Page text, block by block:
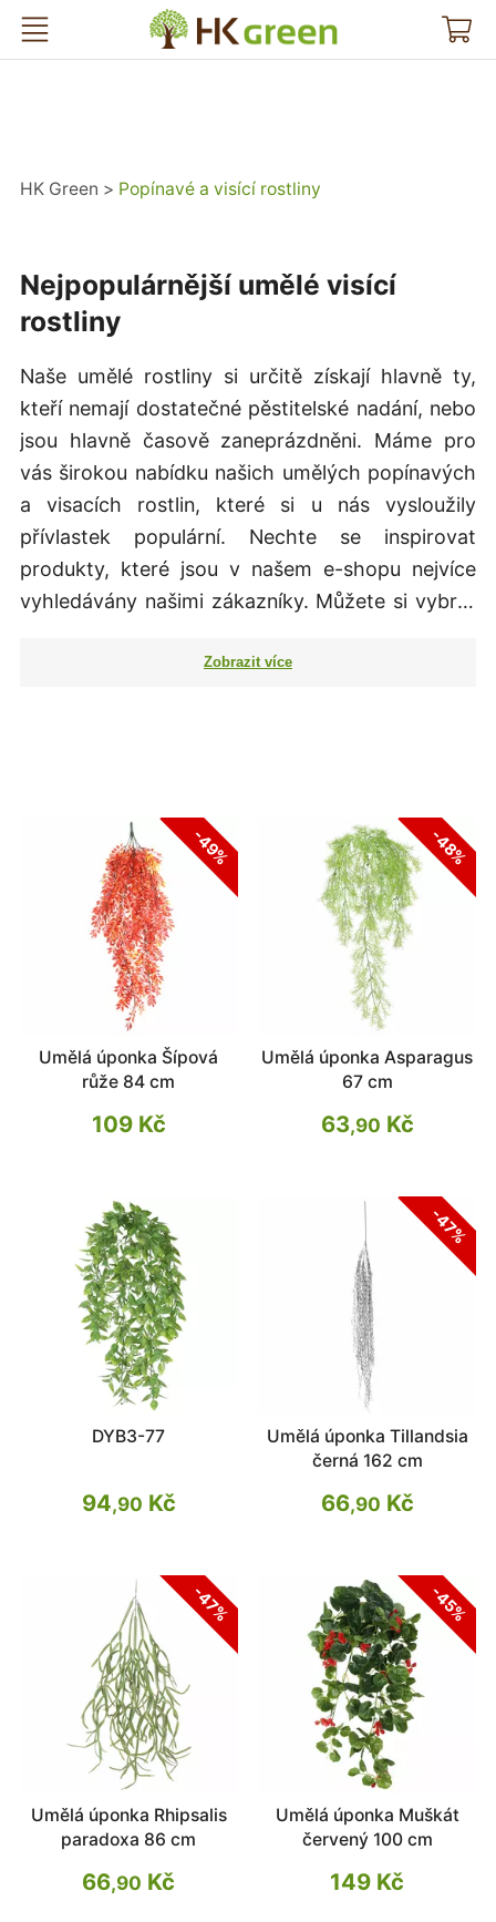
HK Green
HK Green Popínavé a visící rostliny
Nejpopulárnější umělé visící
rostliny
Naše umělé rostliny si určitě získají hlavně ty,
kteří nemají dostatečné pěstitelské nadání, nebo
jsou hlavně časově zaneprázdněni. Máme pro
vás širokou nabídku našich umělých popínavých
a visacích rostlin, které si u nás vysloužily
přívlastek populární. Nechte se inspirovat
produkty, které jsou v našem e-shopu nejvíce
vyhledávány našimi zákazníky. Můžete si vybrat
umělých rostlin, které budou nádherné po celý
a prohlédněte si seřazení našich produktů od
těch nejpopulárnějších, které se staly pro naše
zákazníky opravdu tou nejoblíbenější volbou.
-49%
Umělá úponka Šípová
růže 84 cm
109 Kč
-48%
Umělá úponka Asparagus
67 cm
63,90 Kč
DYB3-77
94,90 Kč
-47%
Umělá úponka Tillandsia
černá 162 cm
66,90 Kč
-47%
Umělá úponka Rhipsalis
paradoxa 86 cm
66,90 Kč
-45%
Umělá úponka Muškát
červený 100 cm
149 Kč